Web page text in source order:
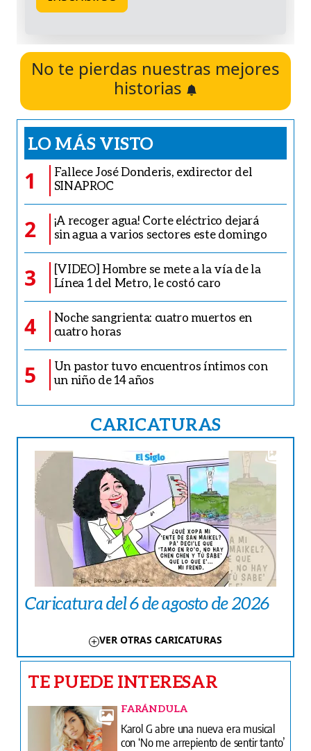
No te pierdas nuestras mejores
historias
LO MÁS VISTO
1
Fallece José Donderis, exdirector del
SINAPROC
2
¡A recoger agua! Corte eléctrico dejará
sin agua a varios sectores este domingo
3
[VIDEO] Hombre se mete a la vía de la
Línea 1 del Metro, le costó caro
4
Noche sangrienta: cuatro muertos en
cuatro horas
5
Un pastor tuvo encuentros íntimos con
un niño de 14 años
CARICATURAS
Caricatura del 6 de agosto de 2026
VER OTRAS CARICATURAS
TE PUEDE INTERESAR
FARÁNDULA
Karol G abre una nueva era musical
con ‘No me arrepiento de sentir tanto’